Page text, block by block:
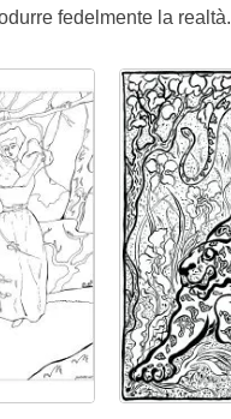
fedelmente la realtà.